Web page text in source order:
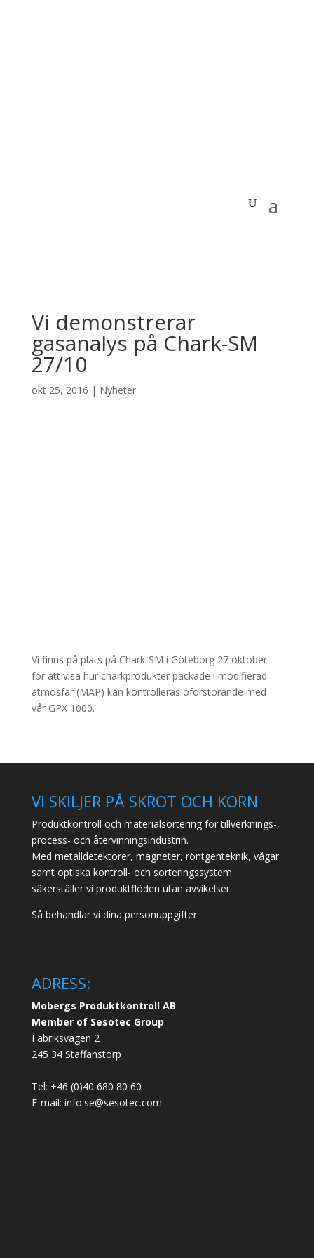
Vi demonstrerar
gasanalys på Chark-SM
27/10
okt 25, 2016 | Nyheter
Vi finns på plats på Chark-SM i Göteborg 27 oktober
för att visa hur charkprodukter packade i modifierad
atmosfär (MAP) kan kontrolleras oförstörande med
vår GPX 1000.
VI SKILJER PÅ SKROT OCH KORN
Produktkontroll och materialsortering för tillverknings-,
process- och återvinningsindustrin.
Med metalldetektorer, magneter, röntgenteknik, vågar
samt optiska kontroll- och sorteringssystem
säkerställer vi produktflöden utan avvikelser.
Så behandlar vi dina personuppgifter
ADRESS:
Mobergs Produktkontroll AB
Member of Sesotec Group
Fabriksvägen 2
245 34 Staffanstorp
Tel: +46 (0)40 680 80 60
E-mail: info.se@sesotec.com